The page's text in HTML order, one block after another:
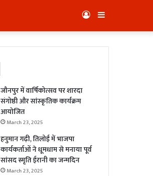
Log
In
जौनपुर में वार्षिकोत्सव पर शारदा
संगोष्ठी और सांस्कृतिक कार्यक्रम
आयोजित
March 23, 2025
हनुमान गढ़ी, तिलोई में भाजपा
कार्यकर्ताओं ने धूमधाम से मनाया पूर्व
सांसद स्मृति ईरानी का जन्मदिन
March 23, 2025